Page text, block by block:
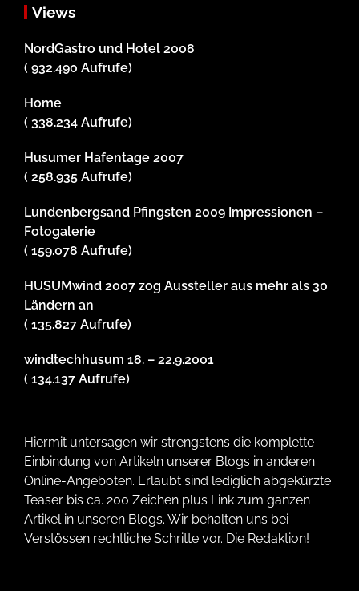
Views
NordGastro und Hotel 2008
( 932.490 Aufrufe)
Home
( 338.234 Aufrufe)
Husumer Hafentage 2007
( 258.935 Aufrufe)
Lundenbergsand Pfingsten 2009 Impressionen –
Fotogalerie
( 159.078 Aufrufe)
HUSUMwind 2007 zog Aussteller aus mehr als 30
Ländern an
( 135.827 Aufrufe)
windtechhusum 18. – 22.9.2001
( 134.137 Aufrufe)
Hiermit untersagen wir strengstens die komplette
Einbindung von Artikeln unserer Blogs in anderen
Online-Angeboten. Erlaubt sind lediglich abgekürzte
Teaser bis ca. 200 Zeichen plus Link zum ganzen
Artikel in unseren Blogs. Wir behalten uns bei
Verstössen rechtliche Schritte vor. Die Redaktion!